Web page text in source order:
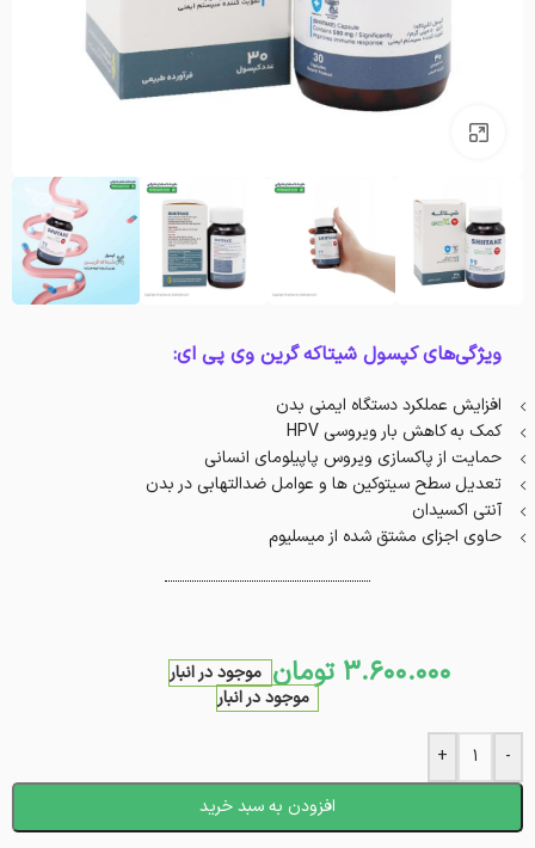
ویژگی‌های کپسول شیتاکه گرین وی پی ای:
افزایش عملکرد دستگاه ایمنی بدن
کمک به کاهش بار ویروسی HPV
حمایت از پاکسازی ویروس پاپیلومای انسانی
تعدیل سطح سیتوکین ها و عوامل ضدالتهابی در بدن
آنتی اکسیدان
حاوی اجزای مشتق شده از میسلیوم
3.600.000 تومان موجود در انبار
موجود در انبار
-
+
افزودن به سبد خرید